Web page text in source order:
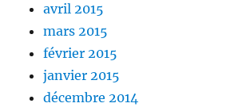
avril 2015
mars 2015
février 2015
janvier 2015
décembre 2014